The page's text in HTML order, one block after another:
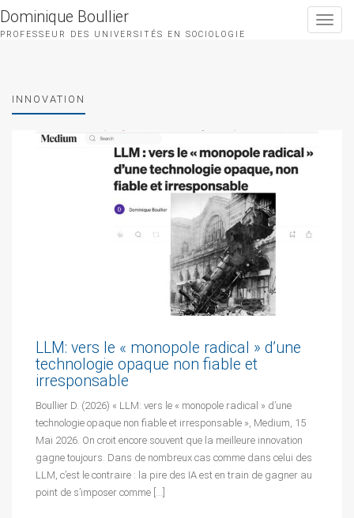
Toggle
Dominique Boullier
PROFESSEUR DES UNIVERSITÉS EN SOCIOLOGIE
INNOVATION
LLM: vers le « monopole radical » d’une
technologie opaque non fiable et
irresponsable
Boullier D. (2026) « LLM: vers le « monopole radical » d’une
technologie opaque non fiable et irresponsable », Medium, 15
Mai 2026. On croit encore souvent que la meilleure innovation
gagne toujours. Dans de nombreux cas comme dans celui des
LLM, c’est le contraire : la pire des IA est en train de gagner au
point de s’imposer comme […]